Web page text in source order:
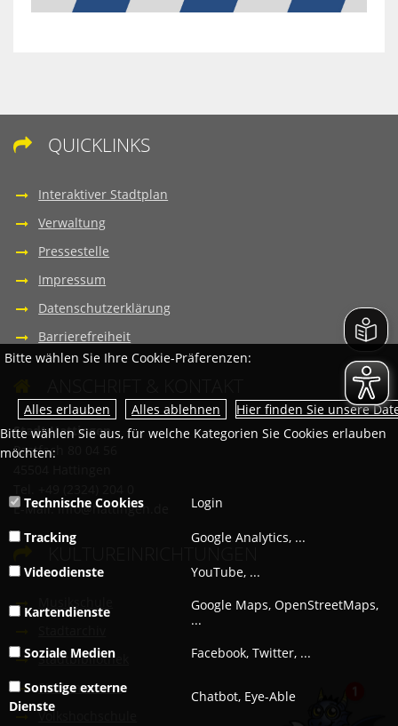
 QUICKLINKS
Interaktiver Stadtplan
Verwaltung
Pressestelle
Impressum
Datenschutzerklärung
Barrierefreiheit
Stadt Hattingen
Postfach 80 04 56
E-Mail:info@hattingen.de
KULTUREINRICHTUNGEN
Stadtbibliothek
Stadtmuseum
Volkshochschule
Bitte wählen Sie Ihre Cookie-Präferenzen:
Hier finden Sie unsere
Bitte wählen Sie aus, für welche Kategorien Sie Cookies erlauben
möchten:
Technische Cookies Login
Tracking Google Analytics, ...
Videodienste YouTube, ...
Kartendienste
Google Maps, OpenStreetMaps,
...
Soziale Medien
Facebook, Twitter, ...
Sonstige externe
Dienste
Chatbot, Eye-Able